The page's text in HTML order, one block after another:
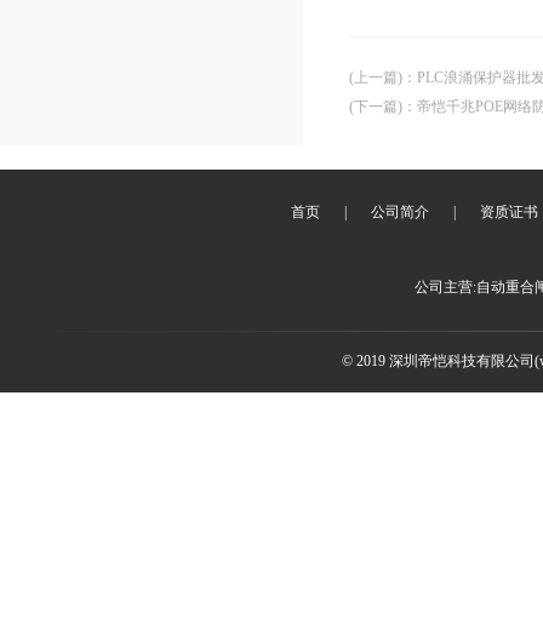
(上一篇) ： PLC浪涌保护器批
(下一篇) ： 帝恺千兆POE网络
首页 公司简介 资质证书
公司主营:自动重合
© 2019 深圳帝恺科技有限公司